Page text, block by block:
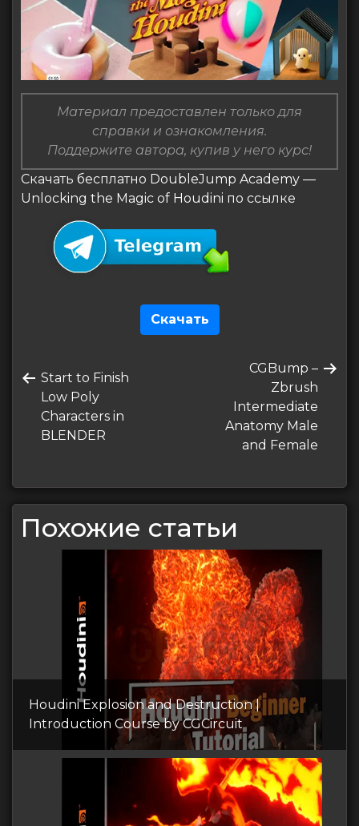
Материал предоставлен только для
справки и ознакомления.
Поддержите автора, купив у него курс!
Скачать бесплатно DoubleJump Academy —
Unlocking the Magic of Houdini по ссылке
Скачать
по
записям
Предыдущая
запись
Start to Finish
Low Poly
Characters in
BLENDER
Следующая
запись
CGBump –
Zbrush
Intermediate
Anatomy Male
and Female
Похожие статьи
Houdini Explosion and Destruction |
Introduction Course by CGCircuit